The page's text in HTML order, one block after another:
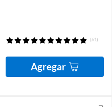
(61)
Agregar